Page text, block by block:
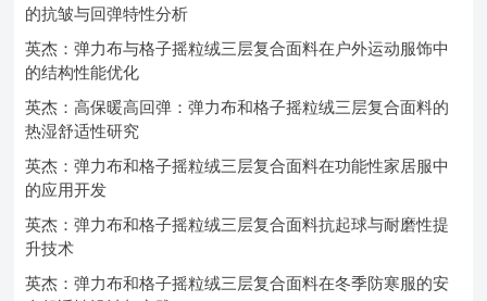
的抗皱与回弹特性分析
英杰：弹力布与格子摇粒绒三层复合面料在户外运动服饰中
的结构性能优化
英杰：高保暖高回弹：弹力布和格子摇粒绒三层复合面料的
热湿舒适性研究
英杰：弹力布和格子摇粒绒三层复合面料在功能性家居服中
的应用开发
英杰：弹力布和格子摇粒绒三层复合面料抗起球与耐磨性提
升技术
英杰：弹力布和格子摇粒绒三层复合面料在冬季防寒服的安